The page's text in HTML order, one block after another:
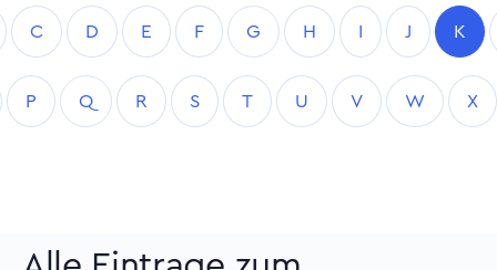
C D E F G H I J K
P Q R S T U V W X